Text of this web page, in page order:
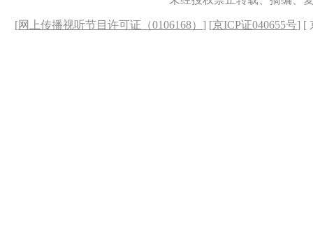
[网上传播视听节目许可证（0106168） ] [京ICP证040655号] [